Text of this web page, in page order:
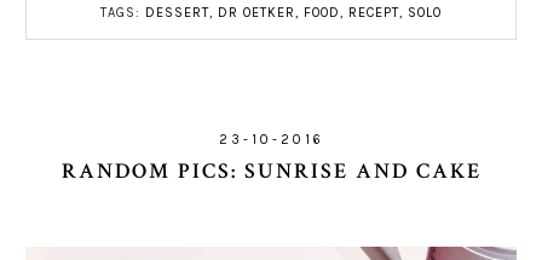
TAGS: DESSERT, DR OETKER, FOOD, RECEPT, SOLO
23-10-2016
RANDOM PICS: SUNRISE AND CAKE